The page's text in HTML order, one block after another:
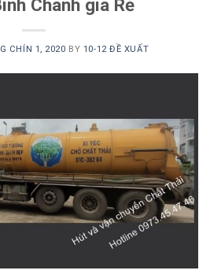
Chánh giá Rẻ
CHÍN 1, 2020 BY 10-12 ĐỀ XUẤT